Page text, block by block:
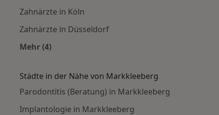
Zahnärzte in Köln
Zahnärzte in Düsseldorf
Mehr (4)
Städte in der Nähe von Markkleeberg
Parodontitis (Beratung) in Markkleeberg
Implantologie in Markkleeberg